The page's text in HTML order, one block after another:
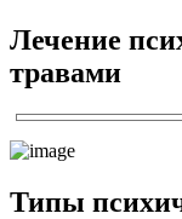
Лечение
травами
Типы